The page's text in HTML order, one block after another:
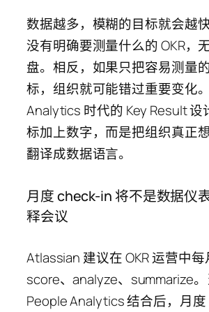
数据越多，模糊的目标就会越
没有明确要测量什么的 OKR，
盘。相反，如果只把容易测量
标，组织就可能错过重要变化
Analytics 时代的 Key Result 设
标加上数字，而是把组织真正
翻译成数据语言。
月度 check-in 将不是数据仪
释会议
Atlassian 建议在 OKR 运营中
score、analyze、summarize。
People Analytics 结合后，月